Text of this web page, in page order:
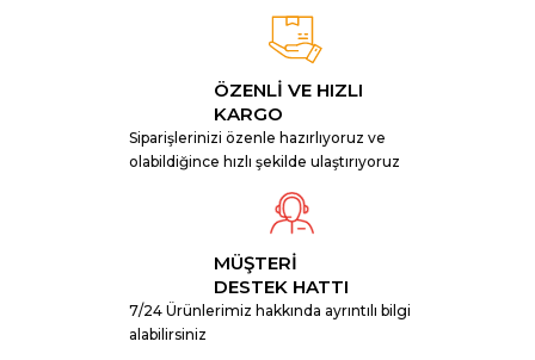
ÖZENLİ VE HIZLI
KARGO
Siparişlerinizi özenle hazırlıyoruz ve
olabildiğince hızlı şekilde ulaştırıyoruz
MÜŞTERİ
DESTEK HATTI
7/24 Ürünlerimiz hakkında ayrıntılı bilgi
alabilirsiniz